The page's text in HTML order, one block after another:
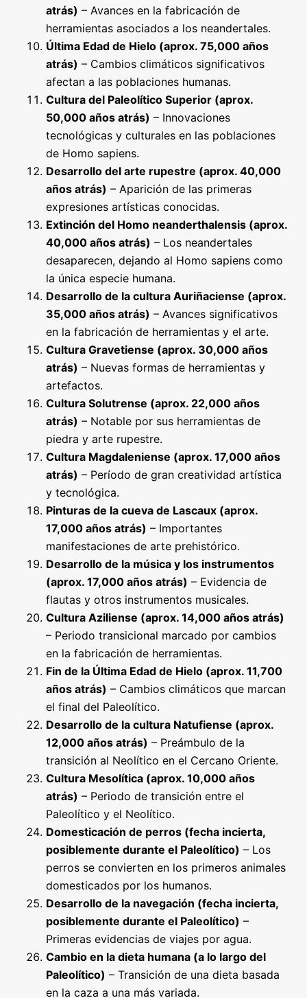
atrás) – Avances en la fabricación de
herramientas asociados a los neandertales.
Última Edad de Hielo (aprox. 75,000 años
atrás) – Cambios climáticos significativos
afectan a las poblaciones humanas.
Cultura del Paleolítico Superior (aprox.
50,000 años atrás) – Innovaciones
tecnológicas y culturales en las poblaciones
de Homo sapiens.
Desarrollo del arte rupestre (aprox. 40,000
años atrás) – Aparición de las primeras
expresiones artísticas conocidas.
Extinción del Homo neanderthalensis (aprox.
40,000 años atrás) – Los neandertales
desaparecen, dejando al Homo sapiens como
la única especie humana.
Desarrollo de la cultura Auriñaciense (aprox.
35,000 años atrás) – Avances significativos
en la fabricación de herramientas y el arte.
Cultura Gravetiense (aprox. 30,000 años
atrás) – Nuevas formas de herramientas y
artefactos.
Cultura Solutrense (aprox. 22,000 años
atrás) – Notable por sus herramientas de
piedra y arte rupestre.
Cultura Magdaleniense (aprox. 17,000 años
atrás) – Período de gran creatividad artística
y tecnológica.
Pinturas de la cueva de Lascaux (aprox.
17,000 años atrás) – Importantes
manifestaciones de arte prehistórico.
Desarrollo de la música y los instrumentos
(aprox. 17,000 años atrás) – Evidencia de
flautas y otros instrumentos musicales.
Cultura Aziliense (aprox. 14,000 años atrás)
– Periodo transicional marcado por cambios
en la fabricación de herramientas.
Fin de la Última Edad de Hielo (aprox. 11,700
años atrás) – Cambios climáticos que marcan
el final del Paleolítico.
Desarrollo de la cultura Natufiense (aprox.
12,000 años atrás) – Preámbulo de la
transición al Neolítico en el Cercano Oriente.
Cultura Mesolítica (aprox. 10,000 años
atrás) – Periodo de transición entre el
Paleolítico y el Neolítico.
Domesticación de perros (fecha incierta,
posiblemente durante el Paleolítico) – Los
perros se convierten en los primeros animales
domesticados por los humanos.
Desarrollo de la navegación (fecha incierta,
posiblemente durante el Paleolítico) –
Primeras evidencias de viajes por agua.
Cambio en la dieta humana (a lo largo del
Paleolítico) – Transición de una dieta basada
en la caza a una más variada.